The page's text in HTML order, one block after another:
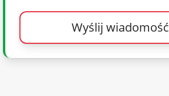
Wyślij wiadomość